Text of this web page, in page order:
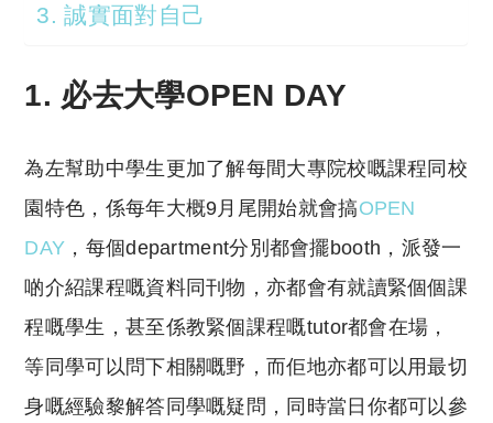
3. 誠實面對自己
1. 必去大學OPEN DAY
為左幫助中學生更加了解每間大專院校嘅課程同校
園特色，係每年大概9月尾開始就會搞OPEN
DAY ，每個department分別都會擺booth，派發一
啲介紹課程嘅資料同刊物，亦都會有就讀緊個個課
程嘅學生，甚至係教緊個課程嘅tutor都會在場，
等同學可以問下相關嘅野，而佢地亦都可以用最切
身嘅經驗黎解答同學嘅疑問，同時當日你都可以參